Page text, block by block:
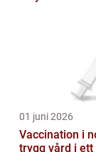
01 juni 2026
Vaccination i
trygg vård i ett